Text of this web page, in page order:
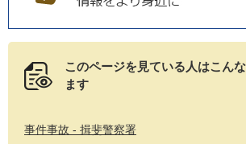
このページを見ている人はこん
ます
事件事故 - 揖斐警察署